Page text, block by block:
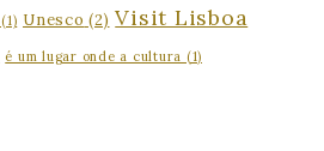
(1) Unesco (2) Visit Lisboa
é um lugar onde a cultura (1)